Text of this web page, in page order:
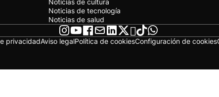
Noticias de cultura
Noticias de tecnología
Noticias de salud
privacidadAviso legalPolítica de cookiesConfiguración de cookies